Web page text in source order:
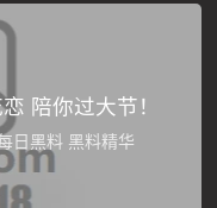
陪你过大节！
日黑料 黑料精华